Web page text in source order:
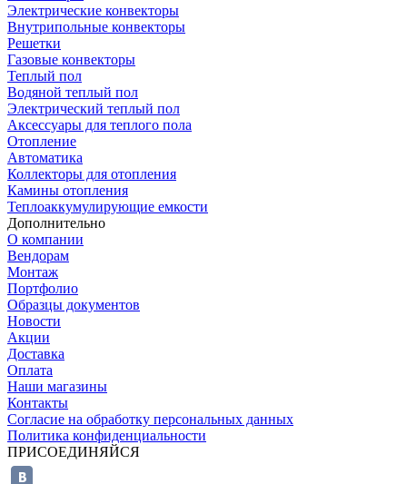
Электрические конвекторы
Внутрипольные конвекторы
Решетки
Газовые конвекторы
Теплый пол
Водяной теплый пол
Электрический теплый пол
Аксессуары для теплого пола
Отопление
Автоматика
Коллекторы для отопления
Камины отопления
Теплоаккумулирующие емкости
Дополнительно
О компании
Вендорам
Монтаж
Портфолио
Образцы документов
Новости
Акции
Доставка
Оплата
Наши магазины
Контакты
Согласие на обработку персональных данных
Политика конфиденциальности
ПРИСОЕДИНЯЙСЯ